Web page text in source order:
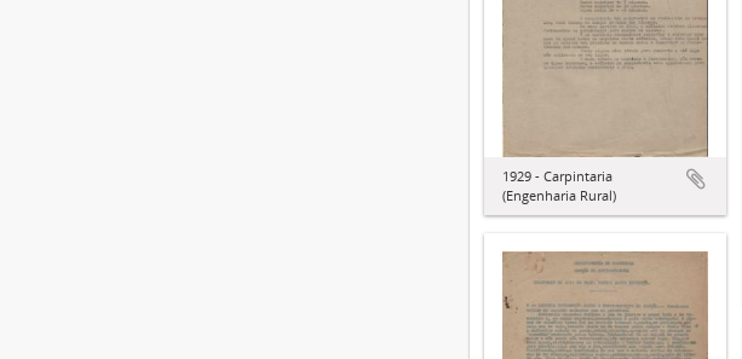
1929 - Carpintaria
(Engenharia Rural)